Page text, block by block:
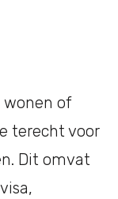
wonen of
terecht voor
Dit omvat